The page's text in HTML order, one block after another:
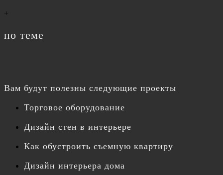
+
по теме
Вам будут полезны следующие проекты
Торговое оборудование
Дизайн стен в интерьере
Как обустроить съемную квартиру
Дизайн интерьера дома